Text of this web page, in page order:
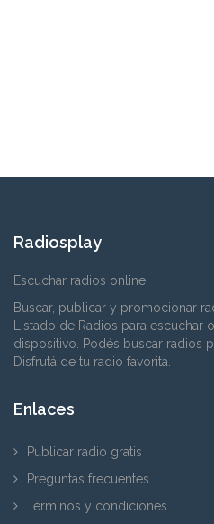
Radiosplay
Escuchar radios online
Buscar, publicar y promocionar
Listado de Radios para escuchar
dispositivo. Podés buscar radios
Disfrutá de tu radio favorita.
Enlaces
Publicar radio gratis
Preguntas frecuentes
Términos y condiciones